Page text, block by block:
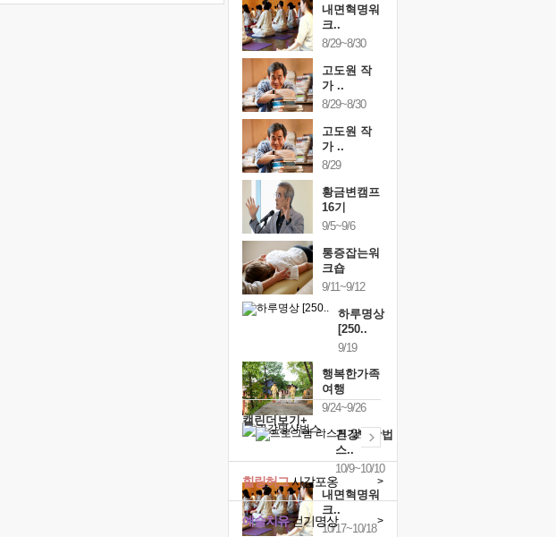
내면혁명워
크..
8/29~8/30
고도원 작
가 ..
8/29~8/30
고도원 작
가 ..
8/29
황금변캠프
16기
9/5~9/6
통증잡는워
크숍
9/11~9/12
하루명상
[250..
9/19
행복한가족
여행
9/24~9/26
건강명상법
스..
10/9~10/10
내면혁명워
크..
10/17~10/18
캘린더보기+
예술치유걷기명상 >
힐링허그사감포옹 >